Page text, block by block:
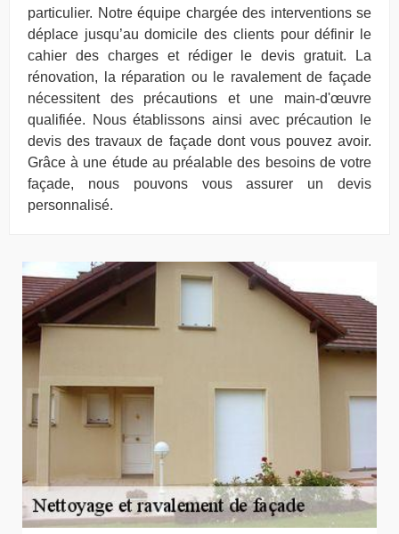
particulier. Notre équipe chargée des interventions se
déplace jusqu’au domicile des clients pour définir le
cahier des charges et rédiger le devis gratuit. La
rénovation, la réparation ou le ravalement de façade
nécessitent des précautions et une main-d'œuvre
qualifiée. Nous établissons ainsi avec précaution le
devis des travaux de façade dont vous pouvez avoir.
Grâce à une étude au préalable des besoins de votre
façade, nous pouvons vous assurer un devis
personnalisé.